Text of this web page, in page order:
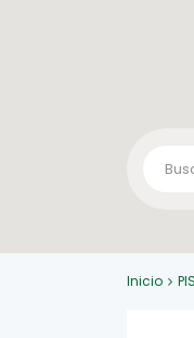
Inicio